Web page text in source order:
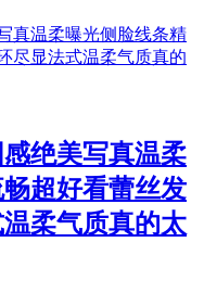
绝美写真温柔
超好看蕾丝发
柔气质真的太